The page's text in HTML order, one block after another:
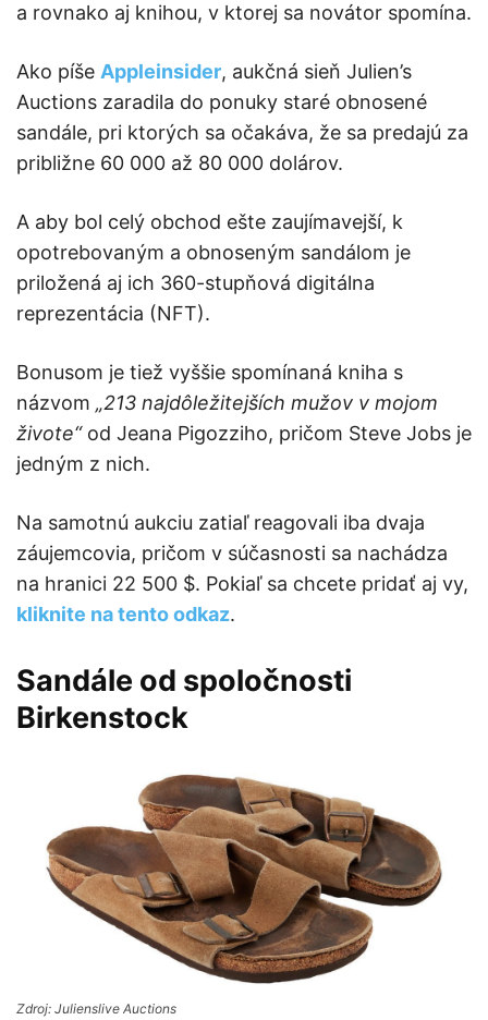
a rovnako aj knihou, v ktorej sa novátor spomína.
Ako píše Appleinsider, aukčná sieň Julien’s
Auctions zaradila do ponuky staré obnosené
sandále, pri ktorých sa očakáva, že sa predajú za
približne 60 000 až 80 000 dolárov.
A aby bol celý obchod ešte zaujímavejší, k
opotrebovaným a obnoseným sandálom je
priložená aj ich 360-stupňová digitálna
reprezentácia (NFT).
Bonusom je tiež vyššie spomínaná kniha s
názvom „213 najdôležitejších mužov v mojom
živote“od Jeana Pigozziho, pričom Steve Jobs je
jedným z nich.
Na samotnú aukciu zatiaľ reagovali iba dvaja
záujemcovia, pričom v súčasnosti sa nachádza
na hranici 22 500 $. Pokiaľ sa chcete pridať aj vy,
kliknite na tento odkaz.
Sandále od spoločnosti
Birkenstock
Zdroj: Julienslive Auctions